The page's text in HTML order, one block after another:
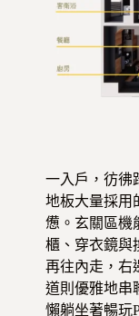
一入戶，彷彿
地板大量採用
憊。玄關區機
櫃、穿衣鏡與
再往內走，右
道則優雅地串
懶躺坐著暢玩